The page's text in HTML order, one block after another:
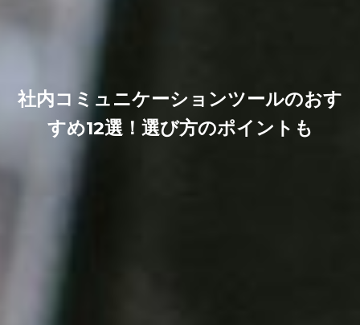
社内コミュニケーションツールのおす
すめ12選！選び方のポイントも